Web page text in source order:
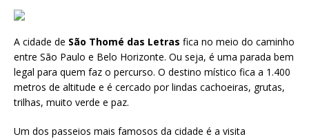
A cidade de São Thomé das Letras fica no meio do caminho
entre São Paulo e Belo Horizonte. Ou seja, é uma parada bem
legal para quem faz o percurso. O destino místico fica a 1.400
metros de altitude e é cercado por lindas cachoeiras, grutas,
trilhas, muito verde e paz.
Um dos passeios mais famosos da cidade é a visita